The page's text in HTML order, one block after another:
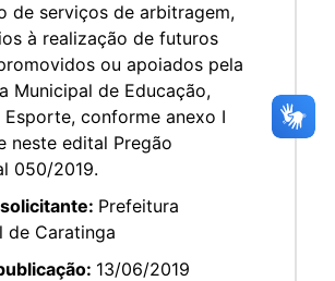
da fonte
de serviços de arbitragem,
à realização de futuros
ou apoiados pela
Municipal de Educação,
Esporte, conforme anexo I
neste edital Pregão
050/2019.
Prefeitura
de Caratinga
13/06/2019